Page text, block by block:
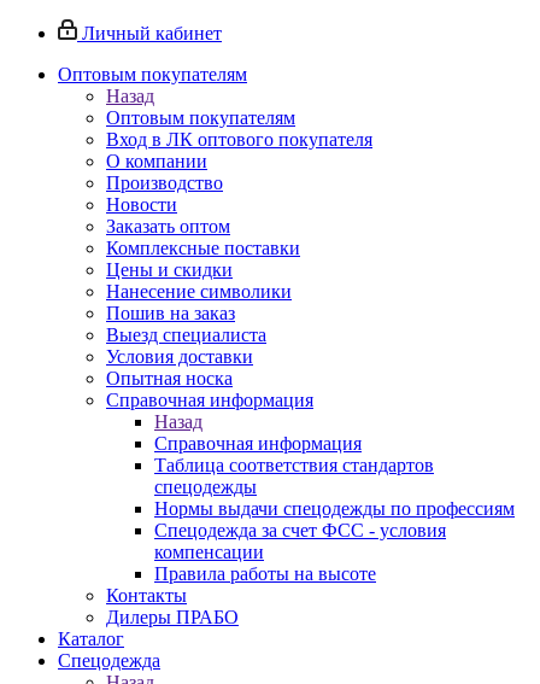
Личный кабинет
Оптовым покупателям
Назад
Оптовым покупателям
Вход в ЛК оптового покупателя
О компании
Производство
Новости
Заказать оптом
Комплексные поставки
Цены и скидки
Нанесение символики
Пошив на заказ
Выезд специалиста
Условия доставки
Опытная носка
Справочная информация
Назад
Справочная информация
Таблица соответствия стандартов
спецодежды
Нормы выдачи спецодежды по профессиям
Спецодежда за счет ФСС - условия
компенсации
Правила работы на высоте
Контакты
Дилеры ПРАБО
Каталог
Спецодежда